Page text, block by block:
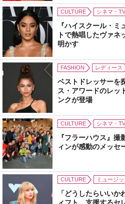
CULTURE シネマ・TV
『ハイスクール・
トで熱唱したヴァ
明かす
FASHION レディース
ベストドレッサーを
ス・アワードのレッ
ンクが登場
CULTURE シネマ・TV
『フラーハウス』
ィンが感動のメッセ
CULTURE ミュージッ
「どうしたらいい